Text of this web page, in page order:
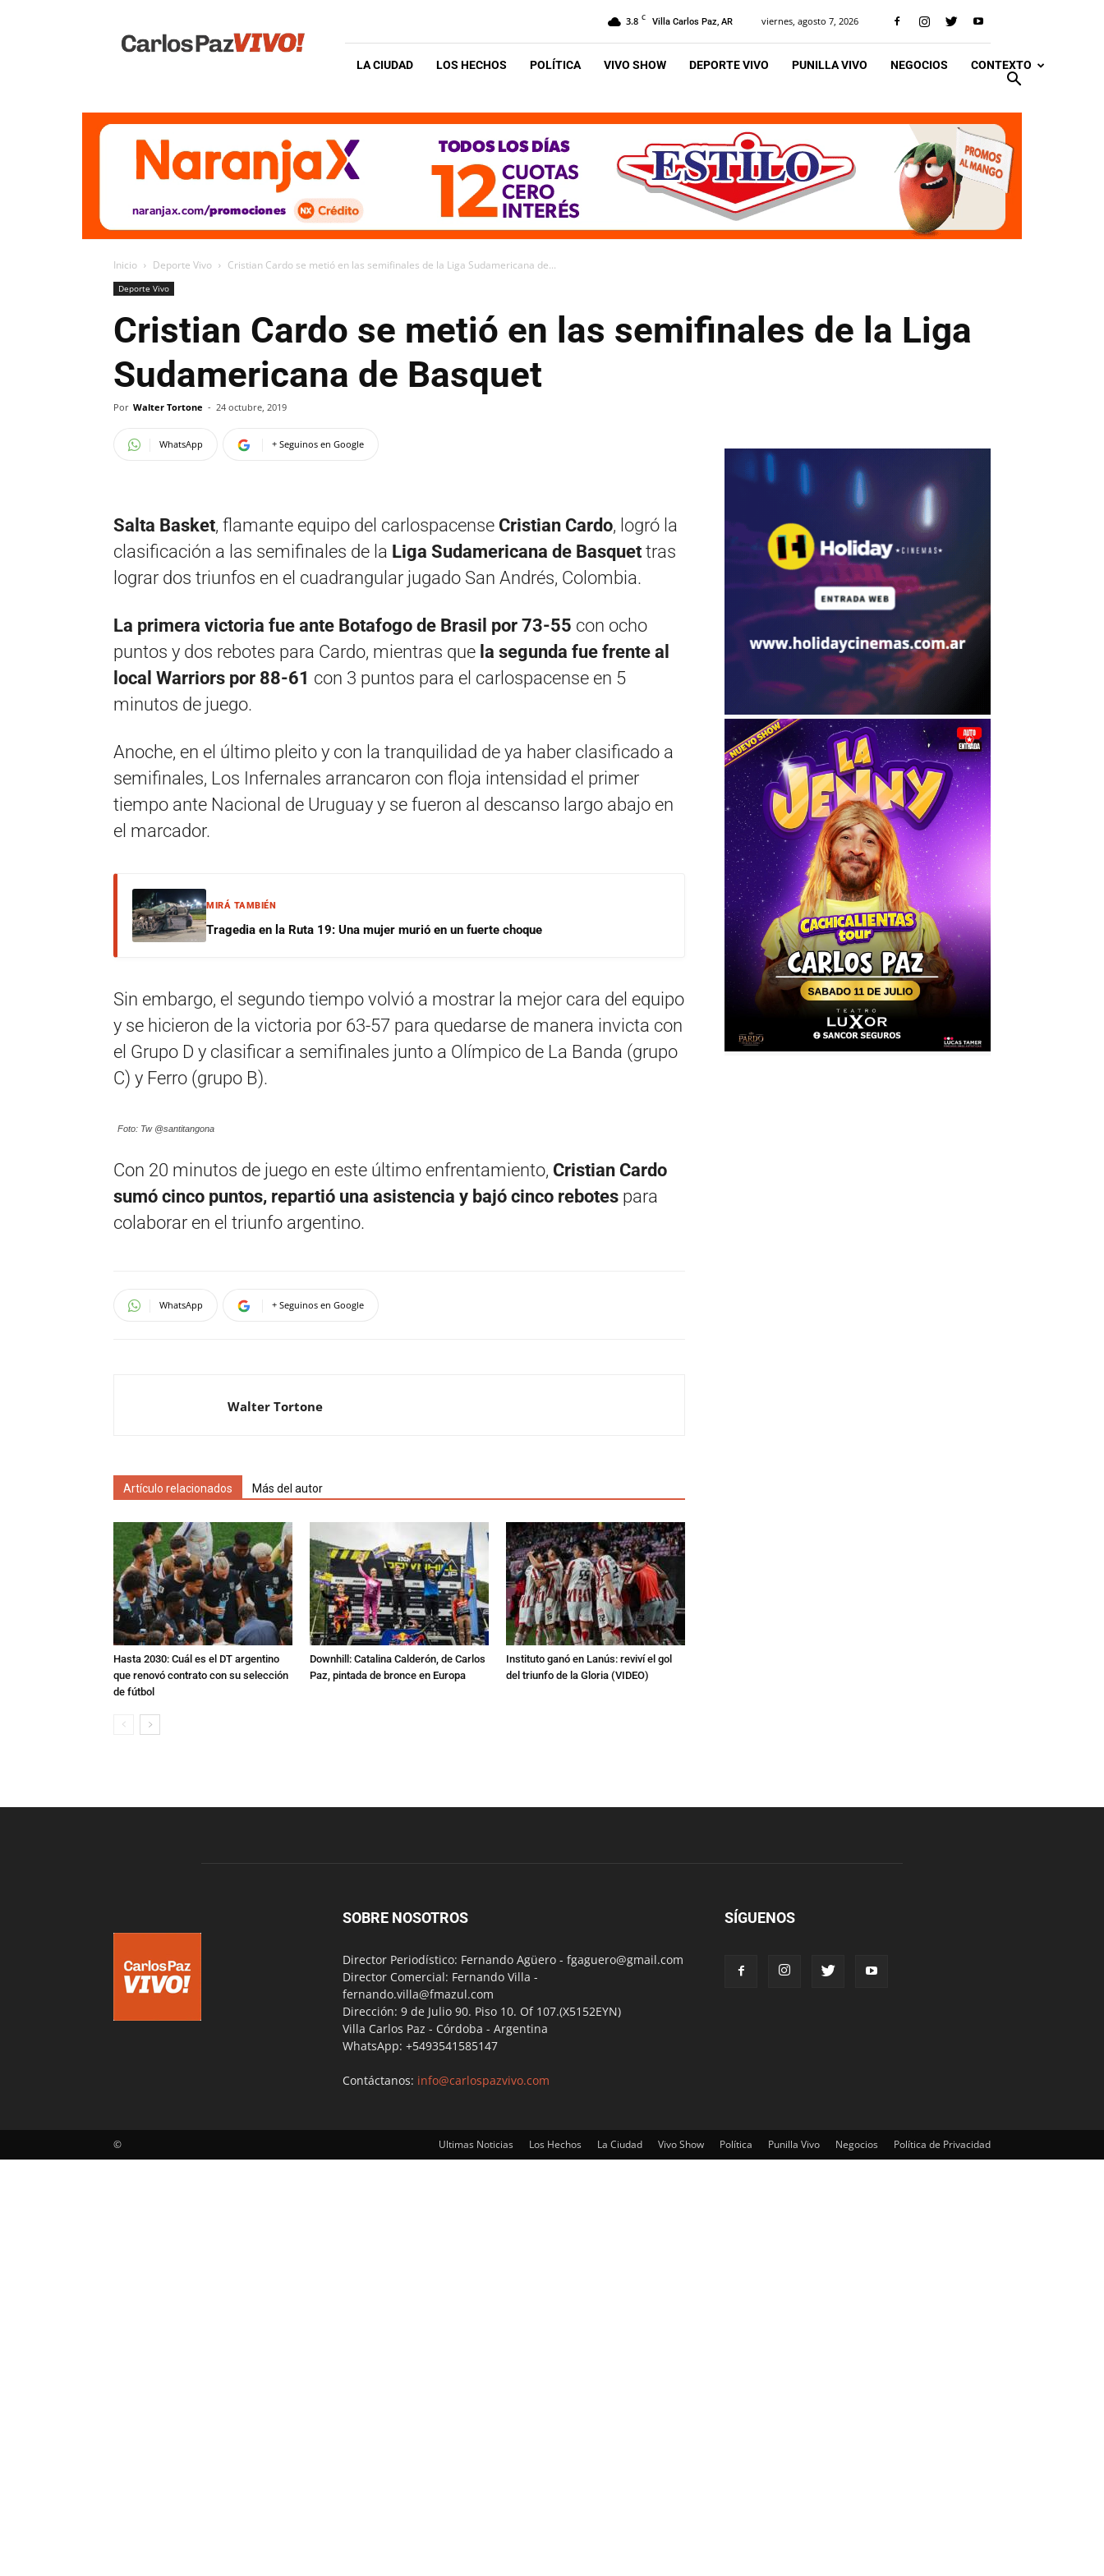
Vivo
3.8 C Villa Carlos Paz, AR viernes, agosto 7, 2026
LA CIUDAD LOS HECHOS POLÍTICA VIVO SHOW DEPORTE VIVO PUNILLA VIVO NEGOCIOS CONTEXTO
Inicio Deporte Vivo Cristian Cardo se metió en las semifinales de la Liga Sudamericana de...
Deporte Vivo
Cristian Cardo se metió en las semifinales de la Liga
Sudamericana de Basquet
Por Walter Tortone - 24 octubre, 2019
WhatsApp + Seguinos en Google
Salta Basket, flamante equipo del carlospacense Cristian Cardo, logró la
clasificación a las semifinales de la Liga Sudamericana de Basquet tras
lograr dos triunfos en el cuadrangular jugado San Andrés, Colombia.
La primera victoria fue ante Botafogo de Brasil por 73-55 con ocho
puntos y dos rebotes para Cardo, mientras que la segunda fue frente al
local Warriors por 88-61 con 3 puntos para el carlospacense en 5
minutos de juego.
Anoche, en el último pleito y con la tranquilidad de ya haber clasificado a
semifinales, Los Infernales arrancaron con floja intensidad el primer
tiempo ante Nacional de Uruguay y se fueron al descanso largo abajo en
el marcador.
MIRÁ TAMBIÉN
Tragedia en la Ruta 19: Una mujer murió en un fuerte choque
Sin embargo, el segundo tiempo volvió a mostrar la mejor cara del equipo
y se hicieron de la victoria por 63-57 para quedarse de manera invicta con
el Grupo D y clasificar a semifinales junto a Olímpico de La Banda (grupo
C) y Ferro (grupo B).
Foto: Tw @santitangona
Con 20 minutos de juego en este último enfrentamiento, Cristian Cardo
sumó cinco puntos, repartió una asistencia y bajó cinco rebotes para
colaborar en el triunfo argentino.
WhatsApp + Seguinos en Google
Walter Tortone
Artículo relacionados Más del autor
Hasta 2030: Cuál es el DT argentino
que renovó contrato con su selección
de fútbol
Downhill: Catalina Calderón, de Carlos
Paz, pintada de bronce en Europa
Instituto ganó en Lanús: reviví el gol
del triunfo de la Gloria (VIDEO)
SOBRE NOSOTROS
Director Periodístico: Fernando Agüero - fgaguero@gmail.com
Director Comercial: Fernando Villa -
fernando.villa@fmazul.com
Dirección: 9 de Julio 90. Piso 10. Of 107.(X5152EYN)
Villa Carlos Paz - Córdoba - Argentina
WhatsApp: +5493541585147
Contáctanos: info@carlospazvivo.com
SÍGUENOS
Ultimas Noticias Los Hechos La Ciudad Vivo Show Política Punilla Vivo Negocios Política de Privacidad
©